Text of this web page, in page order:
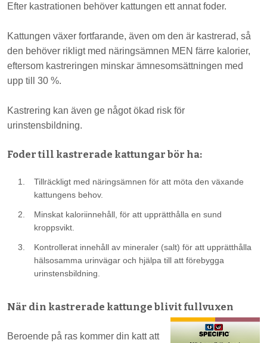
Efter kastrationen behöver kattungen ett annat foder.
Kattungen växer fortfarande, även om den är kastrerad, så
den behöver rikligt med näringsämnen MEN färre kalorier,
eftersom kastreringen minskar ämnesomsättningen med
upp till 30 %.
Kastrering kan även ge något ökad risk för
urinstensbildning.
Foder till kastrerade kattungar bör ha:
Tillräckligt med näringsämnen för att möta den växande
kattungens behov.
Minskat kaloriinnehåll, för att upprätthålla en sund
kroppsvikt.
Kontrollerat innehåll av mineraler (salt) för att upprätthålla
hälsosamma urinvägar och hjälpa till att förebygga
urinstensbildning.
När din kastrerade kattunge blivit fullvuxen
Beroende på ras kommer din katt att